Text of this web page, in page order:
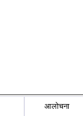
आलोचना